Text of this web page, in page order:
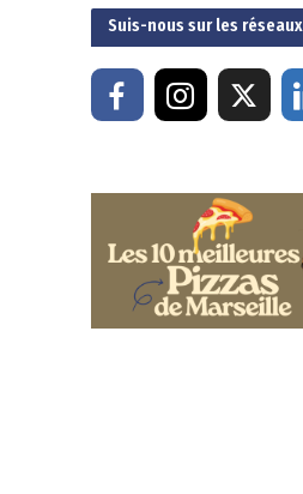
Suis-nous sur les réseaux